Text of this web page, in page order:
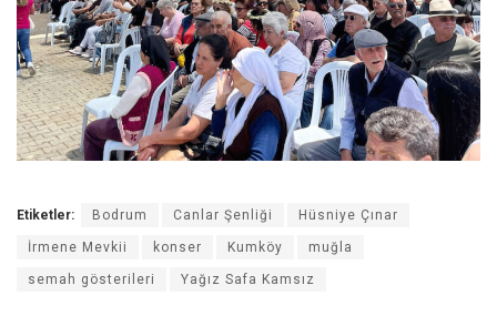
Etiketler: Bodrum Canlar Şenliği Hüsniye Çınar
İrmene Mevkii konser Kumköy muğla
semah gösterileri Yağız Safa Kamsız